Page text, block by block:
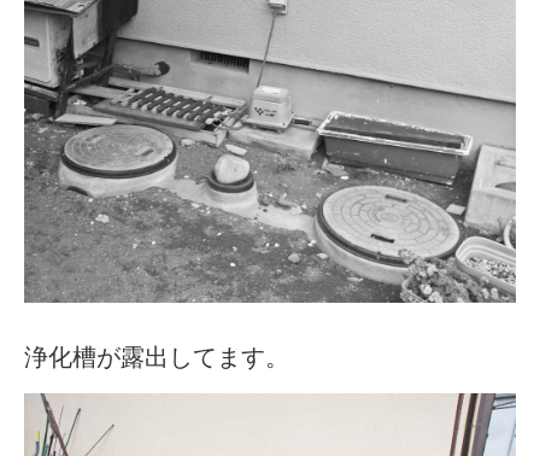
浄化槽が露出してます。